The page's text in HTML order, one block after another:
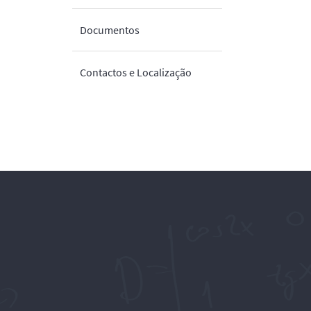
Documentos
Contactos e Localização